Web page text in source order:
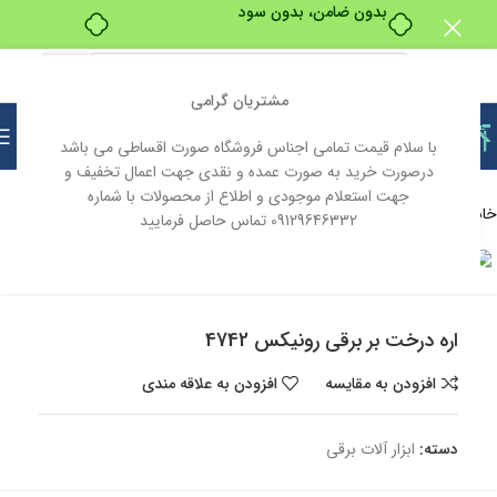
مشتریان گرامی
با سلام قیمت تمامی اجناس فروشگاه صورت اقساطی می باشد
درصورت خرید به صورت عمده و نقدی جهت اعمال تخفیف و
جهت استعلام موجودی و اطلاع از محصولات با شماره
09129646332 تماس حاصل فرمایید
بدون ضامن، بدون سود
خانه ابزار آلات ابزار آلات برقی
بزرگنمایی تصویر
اره درخت بر برقی رونیکس 4742
افزودن به مقایسه افزودن به علاقه مندی
دسته: ابزار آلات برقی